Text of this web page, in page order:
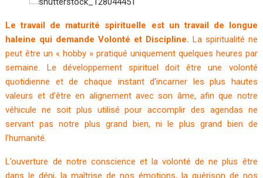
Le travail de maturité spirituelle est un travail de longue
haleine qui demande Volonté et Discipline. La spiritualité ne
peut être un « hobby » pratiqué uniquement quelques heures par
semaine. Le développement spirituel doit être une volonté
quotidienne et de chaque instant d’incarner les plus hautes
valeurs et d’être en alignement avec son âme, afin que notre
véhicule ne soit plus utilisé pour accomplir des agendas ne
servant pas notre plus grand bien, ni le plus grand bien de
l’humanité.
L’ouverture de notre conscience et la volonté de ne plus être
dans le déni, la maîtrise de nos émotions, la guérison de nos